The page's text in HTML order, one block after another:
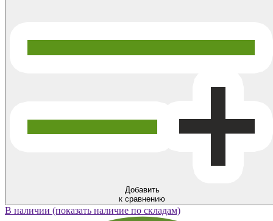
Добавить
к сравнению
В наличии (показать наличие по складам)